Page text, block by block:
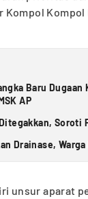
Baru
AP
Soroti
Drainase,
unsur aparat